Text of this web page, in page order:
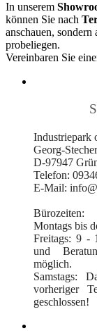
In unserem
können Sie nach
anschauen,
probeliegen.
Vereinbaren Sie
Industriepark
Georg-
D-97947
Telefon:
E-Mail:
Bürozeiten:
Montags bis
Freitags: 9 -
und
möglich.
Samstags:
vorheriger
geschlossen!